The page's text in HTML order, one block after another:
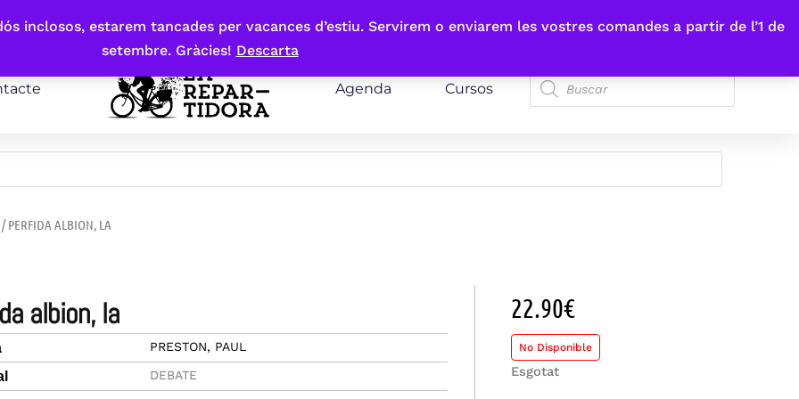
inclosos, estarem tancades per vacances d’estiu. Servirem o enviarem les vostres comandes a partir de l’1 de
setembre. Gràcies! Descarta
Agenda Cursos
/ PERFIDA ALBION, LA
albion, la
PRESTON, PAUL
DEBATE
22.90€
No Disponible
Esgotat